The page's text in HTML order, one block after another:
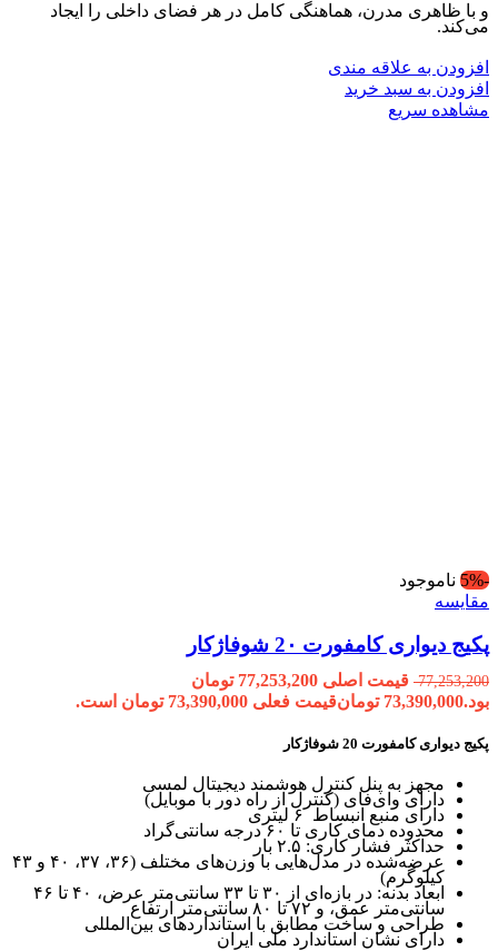
و با ظاهری مدرن، هماهنگی کامل در هر فضای داخلی را ایجاد
می‌کند.
افزودن به علاقه مندی
افزودن به سبد خرید
مشاهده سریع
-5%
ناموجود
مقایسه
پکیج دیواری کامفورت 2۰ شوفاژکار
77,253,200
قیمت اصلی 77,253,200 تومان
بود.73,390,000 تومانقیمت فعلی 73,390,000 تومان است.
پکیج دیواری کامفورت 20 شوفاژکار
مجهز به پنل کنترل هوشمند دیجیتال لمسی
دارای وای‌فای (کنترل از راه دور با موبایل)
دارای منبع انبساط ۶ لیتری
محدوده دمای کاری تا ۶۰ درجه سانتی‌گراد
حداکثر فشار کاری: ۲.۵ بار
عرضه‌شده در مدل‌هایی با وزن‌های مختلف (۳۶، ۳۷، ۴۰ و ۴۳
کیلوگرم)
ابعاد بدنه: در بازه‌ای از ۳۰ تا ۳۳ سانتی‌متر عرض، ۴۰ تا ۴۶
سانتی‌متر عمق، و ۷۲ تا ۸۰ سانتی‌متر ارتفاع
طراحی و ساخت مطابق با استانداردهای بین‌المللی
دارای نشان استاندارد ملی ایران